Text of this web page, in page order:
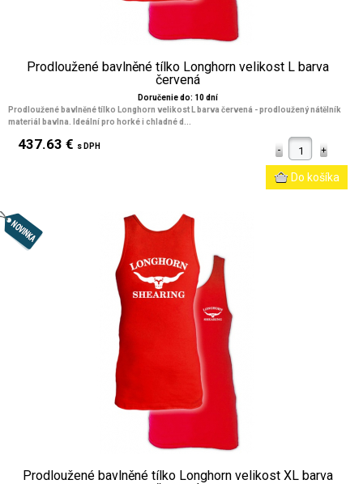
Prodloužené bavlněné tílko Longhorn velikost L barva
červená
Doručenie do: 10 dní
Prodloužené bavlněné tílko Longhorn velikost L barva červená - prodloužený nátělník
materiál bavlna. Ideální pro horké i chladné d...
437.63 € s DPH
Prodloužené bavlněné tílko Longhorn velikost XL barva